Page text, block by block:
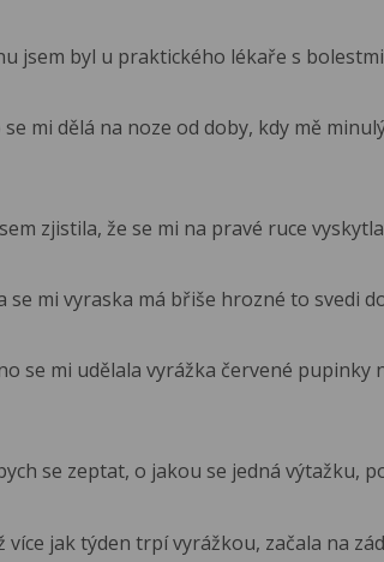
jsem byl u praktického lékaře s
mi dělá na noze od doby, kdy mě
zjistila, že se mi na pravé ruce
se mi vyraska má břiše hrozné to svedi
se mi udělala vyrážka červené pupinky
se zeptat, o jakou se jedná výtažku,
více jak týden trpí vyrážkou, začala na